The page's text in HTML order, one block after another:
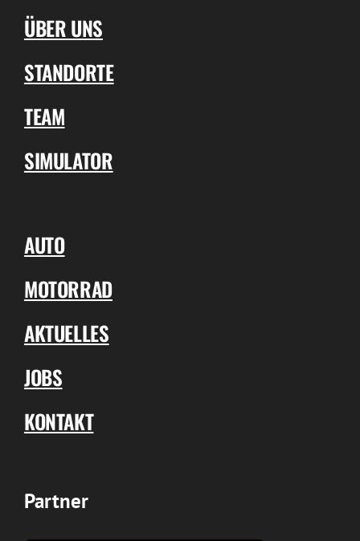
ÜBER UNS
STANDORTE
TEAM
SIMULATOR
AUTO
MOTORRAD
AKTUELLES
JOBS
KONTAKT
Partner